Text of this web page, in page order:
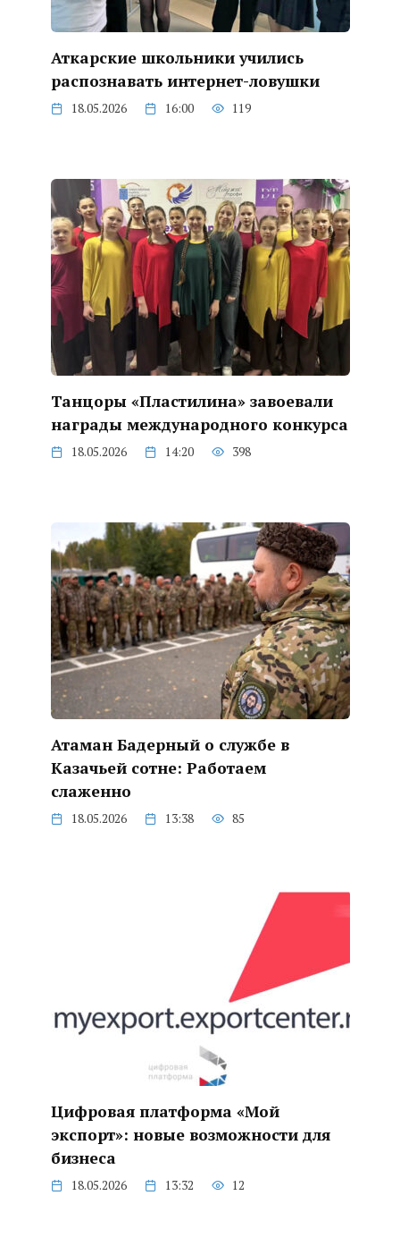
Аткарские школьники учились
распознавать интернет-ловушки
18.05.2026 16:00 119
Танцоры «Пластилина» завоевали
награды международного конкурса
18.05.2026 14:20 398
Атаман Бадерный о службе в
Казачьей сотне: Работаем
слаженно
18.05.2026 13:38 85
Цифровая платформа «Мой
экспорт»: новые возможности для
бизнеса
18.05.2026 13:32 12